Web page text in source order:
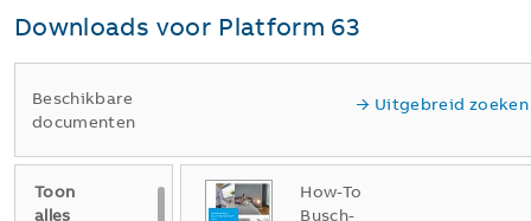
Downloads voor Platform 63
Beschikbare
documenten
Uitgebreid zoeken
Toon
alles
How-To
Busch-